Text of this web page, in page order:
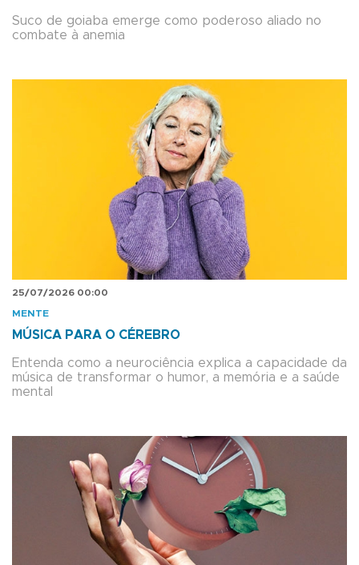
Suco de goiaba emerge como poderoso aliado no
combate à anemia
25/07/2026 00:00
MENTE
MÚSICA PARA O CÉREBRO
Entenda como a neurociência explica a capacidade da
música de transformar o humor, a memória e a saúde
mental